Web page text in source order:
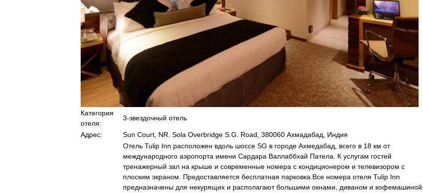
Категория
отеля:
3-звездочный отель
Адрес: Sun Court NR Sola Overbridge S G Road 380060 Ахмадабад Индия
Отель Tulip Inn расположен вдоль шоссе SG в городе Ахмедабад всего в 18 км от
международного аэропорта имени Сардара Валлаббхай Патела К услугам гостей
тренажерный зал на крыше и современные номера с кондиционером и телевизором с
плоским экраном Предоставляется бесплатная парковка Все номера отеля Tulip Inn
предназначены для некурящих и располагают большими окнами диваном и кофемашиной